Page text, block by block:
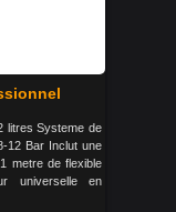
litres Systeme de
12 Bar Inclut une
metre de flexible
universelle en